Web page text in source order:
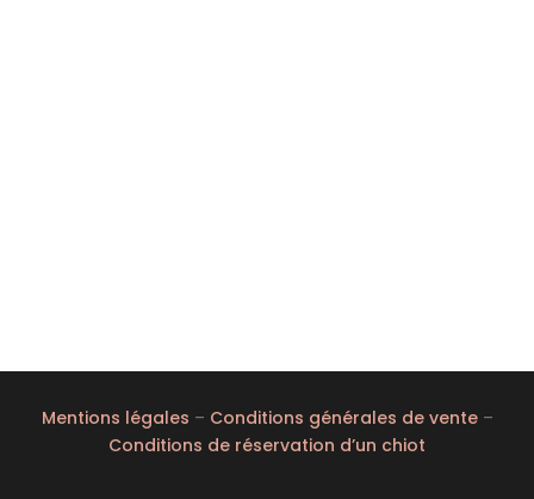
Mentions légales – Conditions générales de vente–
Conditions de réservation d’un chiot